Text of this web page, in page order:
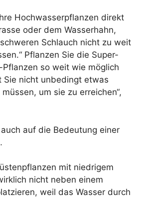
Hochwasserpflanzen direkt
oder dem Wasserhahn,
Schlauch nicht zu weit
Pflanzen Sie die Super-
so weit wie möglich
Sie nicht unbedingt etwas
um sie zu erreichen“,
auf die Bedeutung einer
mit niedrigem
nicht neben einem
weil das Wasser durch